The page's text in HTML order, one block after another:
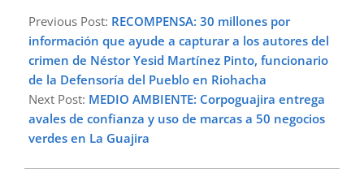
03-
15
Previous Post: RECOMPENSA: 30 millones por
información que ayude a capturar a los autores del
crimen de Néstor Yesid Martínez Pinto, funcionario
de la Defensoría del Pueblo en Riohacha
Next Post: MEDIO AMBIENTE: Corpoguajira entrega
avales de confianza y uso de marcas a 50 negocios
verdes en La Guajira